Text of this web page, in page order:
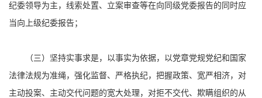
纪委领导为主，线索处置、立案审查等在向同级党委报告的同时应
当向上级纪委报告；
（三）坚持实事求是，以事实为依据，以党章党规党纪和国家
法律法规为准绳，强化监督、严格执纪，把握政策、宽严相济，对
主动投案、主动交代问题的宽大处理，对拒不交代、欺瞒组织的从